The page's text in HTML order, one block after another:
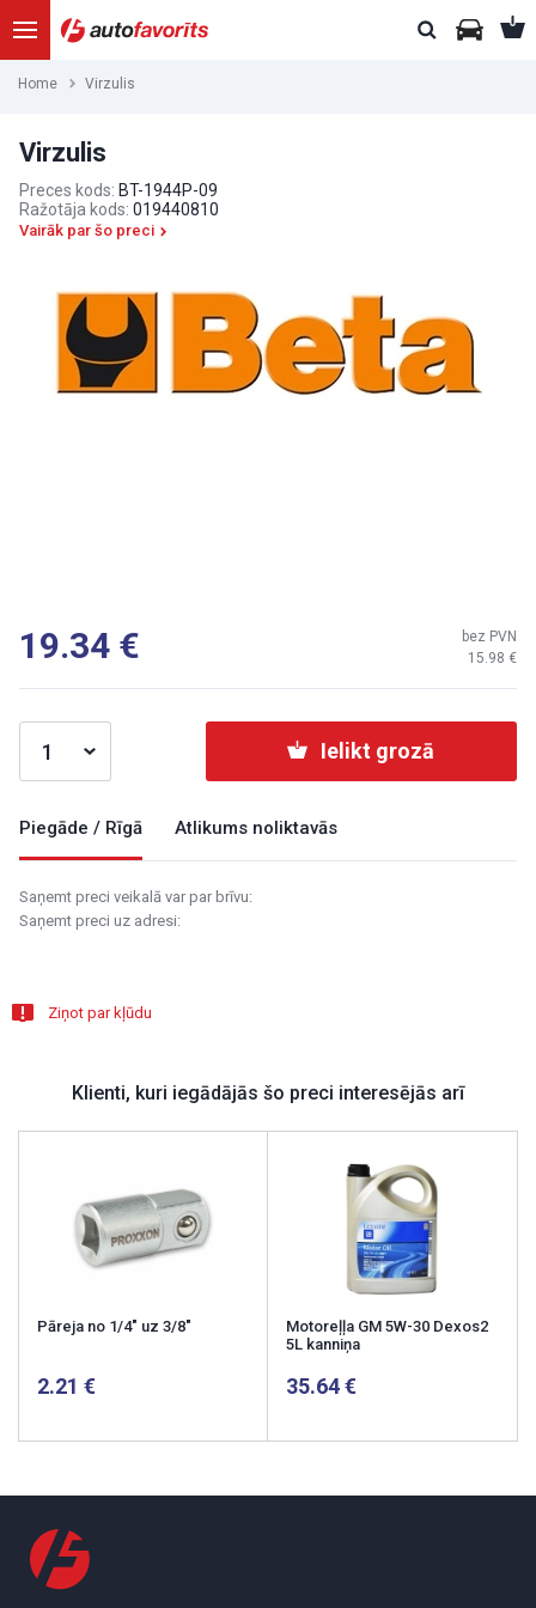
Home Virzulis
Virzulis
Preces kods: BT-1944P-09
Ražotāja kods: 019440810
Vairāk par šo preci
19.34 15.98
bez PVN
Ielikt grozā
Piegāde / Rīgā Atlikums noliktavās
Saņemt preci veikalā var par brīvu:
Saņemt preci uz adresi:
Ziņot par kļūdu
Klienti, kuri iegādājās šo preci interesējās arī
Pāreja no 1/4" uz 3/8"
2.21
Motoreļļa GM 5W-30 Dexos2
5L kanniņa
35.64